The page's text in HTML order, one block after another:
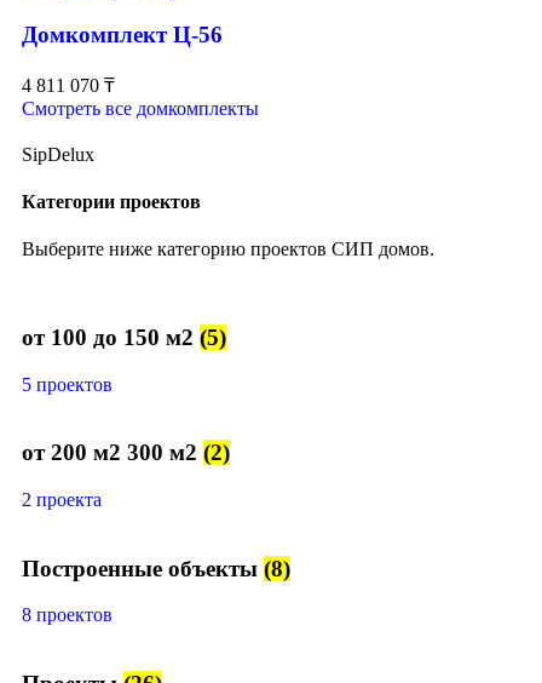
Домкомплект Ц-56
4 811 070 ₸
Смотреть все домкомплекты
SipDelux
Категории проектов
Выберите ниже категорию проектов СИП домов.
от 100 до 150 м2 (5)
5 проектов
от 200 м2 300 м2 (2)
2 проекта
Построенные объекты (8)
8 проектов